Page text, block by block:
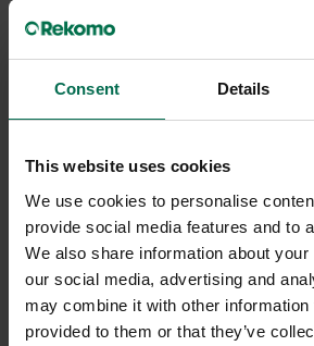
Consent Details
This website uses cookies
We use cookies to personalise
provide social media features and to
We also share information about
our social media, advertising and
may combine it with other information
provided to them or that they’ve
Begagnad
Fällbart barbord Cocktail 80
New classic Ø800mm
650 kr
Hyr från18kr/mån
1400
Hyr